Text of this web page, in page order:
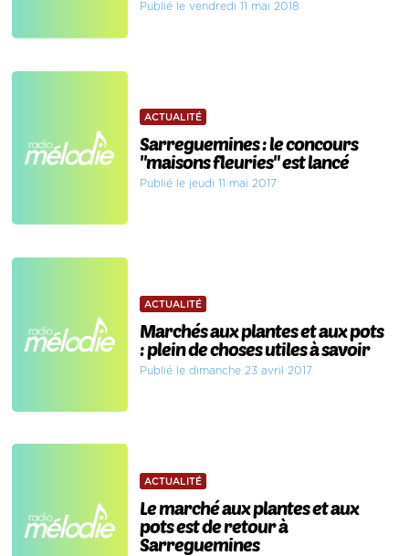
Publié le vendredi 11 mai 2018
ACTUALITÉ
Sarreguemines : le concours
"maisons fleuries" est lancé
Publié le jeudi 11 mai 2017
ACTUALITÉ
Marchés aux plantes et aux pots
: plein de choses utiles à savoir
Publié le dimanche 23 avril 2017
ACTUALITÉ
Le marché aux plantes et aux
pots est de retour à
Sarreguemines